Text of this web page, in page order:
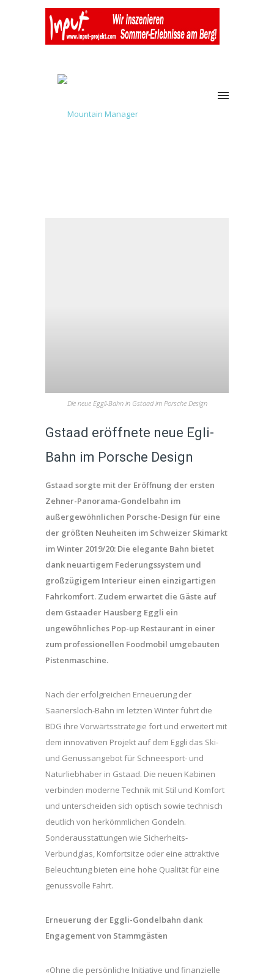
Die neue Eggli-Bahn in Gstaad im Porsche Design
Gstaad eröffnete neue Egli-
Bahn im Porsche Design
Gstaad sorgte mit der Eröffnung der ersten
Zehner-Panorama-Gondelbahn im
außergewöhnlichen Porsche-Design für eine
der größten Neuheiten im Schweizer Skimarkt
im Winter 2019/20: Die elegante Bahn bietet
dank neuartigem Federungssystem und
großzügigem Interieur einen einzigartigen
Fahrkomfort. Zudem erwartet die Gäste auf
dem Gstaader Hausberg Eggli ein
ungewöhnliches Pop-up Restaurant in einer
zum professionellen Foodmobil umgebauten
Pistenmaschine.
Nach der erfolgreichen Erneuerung der
Saanersloch-Bahn im letzten Winter führt die
BDG ihre Vorwärtsstrategie fort und erweitert mit
dem innovativen Projekt auf dem Eggli das Ski-
und Genussangebot für Schneesport- und
Naturliebhaber in Gstaad. Die neuen Kabinen
verbinden moderne Technik mit Stil und Komfort
und unterscheiden sich optisch sowie technisch
deutlich von herkömmlichen Gondeln.
Sonderausstattungen wie Sicherheits-
Verbundglas, Komfortsitze oder eine attraktive
Beleuchtung bieten eine hohe Qualität für eine
genussvolle Fahrt.
Erneuerung der Eggli-Gondelbahn dank
Engagement von Stammgästen
«Ohne die persönliche Initiative und finanzielle